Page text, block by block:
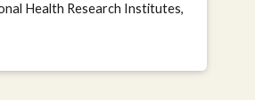
Health Research Institutes,